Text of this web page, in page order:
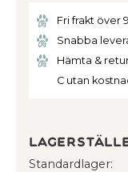
Fri frakt över
Snabba
Hämta &
C utan
Standardlager